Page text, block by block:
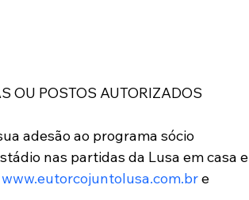
OU POSTOS AUTORIZADOS
adesão ao programa sócio
nas partidas da Lusa em casa e
www.eutorcojuntolusa.com.br e